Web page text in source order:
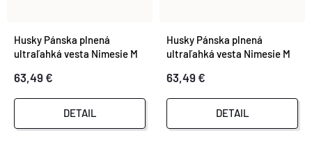
Husky Pánska plnená
ultraľahká vesta Nimesie M
63,49 €
DETAIL
Husky Pánska plnená
ultraľahká vesta Nimesie M
63,49 €
DETAIL